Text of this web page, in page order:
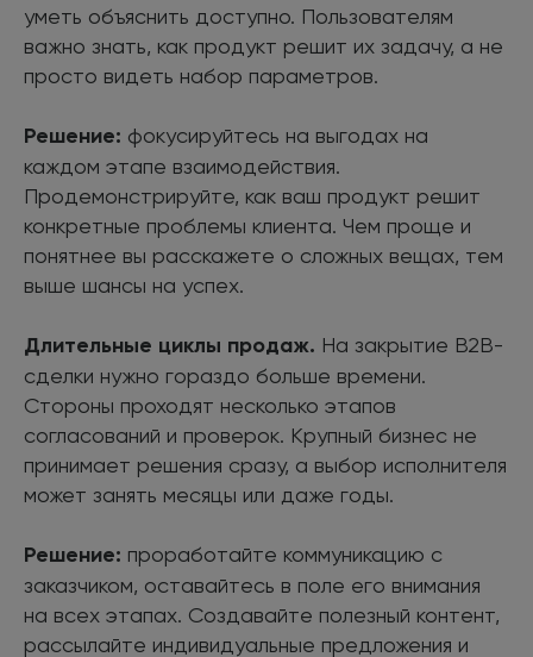
уметь объяснить доступно. Пользователям
важно знать, как продукт решит их задачу, а не
просто видеть набор параметров.
Решение: фокусируйтесь на выгодах на
каждом этапе взаимодействия.
Продемонстрируйте, как ваш продукт решит
конкретные проблемы клиента. Чем проще и
понятнее вы расскажете о сложных вещах, тем
выше шансы на успех.
Длительные циклы продаж. На закрытие B2B-
сделки нужно гораздо больше времени.
Стороны проходят несколько этапов
согласований и проверок. Крупный бизнес не
принимает решения сразу, а выбор исполнителя
может занять месяцы или даже годы.
Решение: проработайте коммуникацию с
заказчиком, оставайтесь в поле его внимания
на всех этапах. Создавайте полезный контент,
рассылайте индивидуальные предложения и